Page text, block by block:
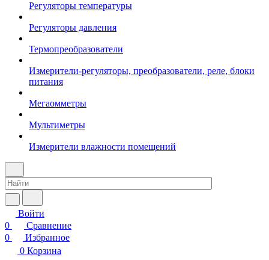
Регуляторы температуры
Регуляторы давления
Термопреобразователи
Измерители-регуляторы, преобразователи, реле, блоки
питания
Мегаомметры
Мультиметры
Измерители влажности помещений
Войти
0
Сравнение
0
Избранное
0 Корзина